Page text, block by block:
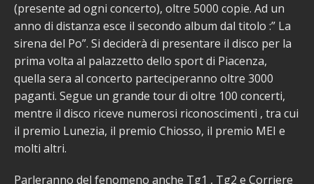
(presente ad ogni concerto), oltre 5000 copie. Ad un
anno di distanza esce il secondo album dal titolo :” La
sirena del Po”. Si deciderà di presentare il disco per la
prima volta al palazzetto dello sport di Piacenza,
quella sera al concerto parteciperanno oltre 3000
paganti. Segue un grande tour di oltre 100 concerti,
mentre il disco riceve numerosi riconoscimenti , tra cui
il premio Lunezia, il premio Chiosso, il premio MEI e
molti altri.
Parleranno del fenomeno anche Tg1 , Tg2 e Corriere